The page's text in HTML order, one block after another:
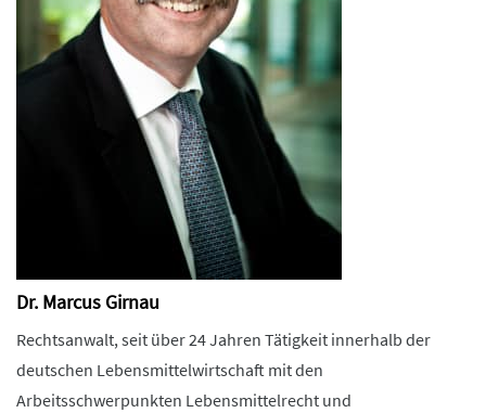
Dr. Marcus Girnau
Rechtsanwalt, seit über 24 Jahren Tätigkeit innerhalb der
deutschen Lebensmittelwirtschaft mit den
Arbeitsschwerpunkten Lebensmittelrecht und